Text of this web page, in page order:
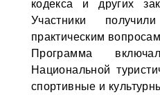
кодекса и других
Участники
практическим
Программа
Национальной
спортивные и